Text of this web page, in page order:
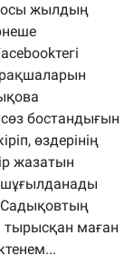
осы жылдың
бостандығын
өздерінің
жазатын
шұғылданады
Садықовтың
тырысқан маған